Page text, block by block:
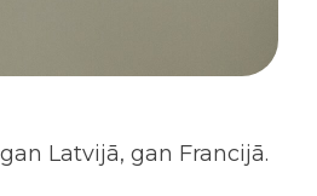
Latvijā, gan Francijā.